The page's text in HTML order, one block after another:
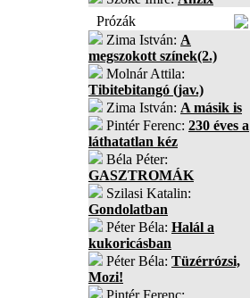
Prózák
Zima István: A
megszokott színek(2.)
Molnár Attila:
Tibitebitangó (jav.)
Zima István: A másik is
Pintér Ferenc: 230 éves a
láthatatlan kéz
Béla Péter:
GASZTROMÁK
Szilasi Katalin:
Gondolatban
Péter Béla: Halál a
kukoricásban
Péter Béla: Tüzérrózsi,
Mozi!
Pintér Ferenc: